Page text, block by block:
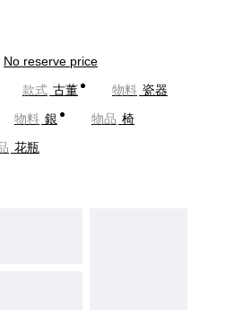
No reserve price
款式 古董 物料 瓷器
物料 銀 物品 椅
花瓶